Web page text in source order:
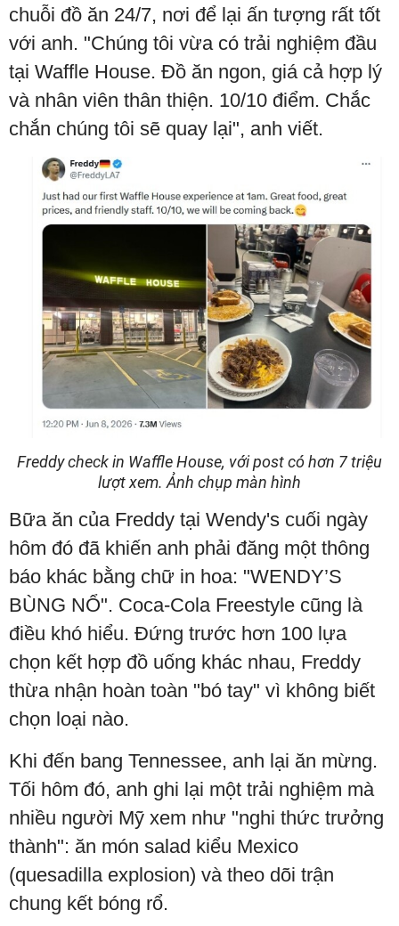
chuỗi đồ ăn 24/7, nơi để lại ấn tượng rất tốt
với anh. "Chúng tôi vừa có trải nghiệm đầu
tại Waffle House. Đồ ăn ngon, giá cả hợp lý
và nhân viên thân thiện. 10/10 điểm. Chắc
chắn chúng tôi sẽ quay lại", anh viết.
Freddy check in Waffle House, với post có hơn 7 triệu
lượt xem. Ảnh chụp màn hình
Bữa ăn của Freddy tại Wendy's cuối ngày
hôm đó đã khiến anh phải đăng một thông
báo khác bằng chữ in hoa: "WENDY’S
BÙNG NỔ". Coca-Cola Freestyle cũng là
điều khó hiểu. Đứng trước hơn 100 lựa
chọn kết hợp đồ uống khác nhau, Freddy
thừa nhận hoàn toàn "bó tay" vì không biết
chọn loại nào.
Khi đến bang Tennessee, anh lại ăn mừng.
Tối hôm đó, anh ghi lại một trải nghiệm mà
nhiều người Mỹ xem như "nghi thức trưởng
thành": ăn món salad kiểu Mexico
(quesadilla explosion) và theo dõi trận
chung kết bóng rổ.